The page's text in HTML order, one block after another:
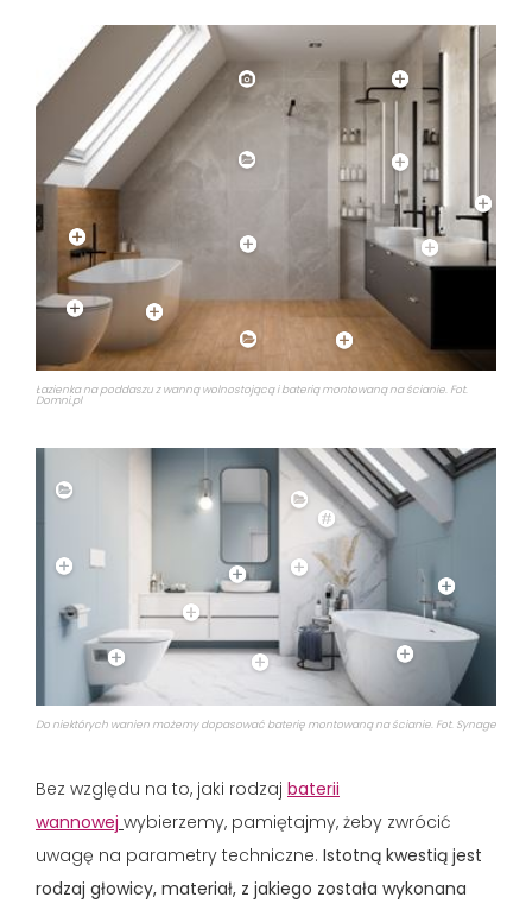
Łazienka na poddaszu z wanną wolnostojącą i baterią montowaną na ścianie. Fot.
Domni.pl
Do niektórych wanien możemy dopasować baterię montowaną na ścianie. Fot. Synage
Bez względu na to, jaki rodzaj baterii
wannowej wybierzemy, pamiętajmy, żeby zwrócić
uwagę na parametry techniczne. Istotną kwestią jest
rodzaj głowicy, materiał, z jakiego została wykonana